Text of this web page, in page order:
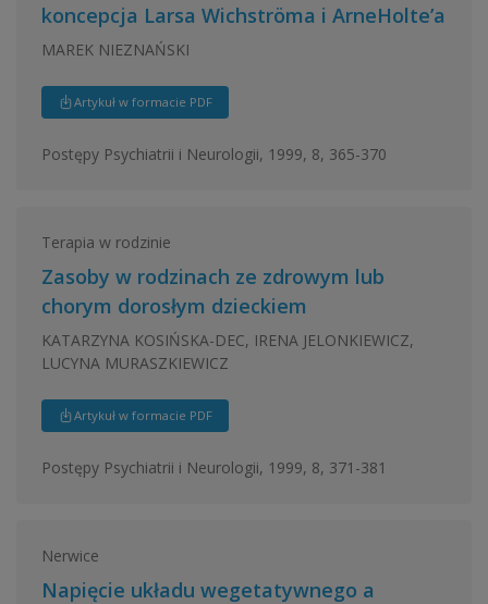
koncepcja Larsa Wichströma i ArneHolte’a
MAREK NIEZNAŃSKI
Artykuł w formacie PDF
Postępy Psychiatrii i Neurologii, 1999, 8, 365-370
Terapia w rodzinie
Zasoby w rodzinach ze zdrowym lub
chorym dorosłym dzieckiem
KATARZYNA KOSIŃSKA-DEC, IRENA JELONKIEWICZ,
LUCYNA MURASZKIEWICZ
Artykuł w formacie PDF
Postępy Psychiatrii i Neurologii, 1999, 8, 371-381
Nerwice
Napięcie układu wegetatywnego a